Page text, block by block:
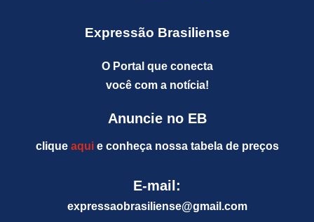
Expressão Brasiliense
O Portal que conecta
você com a notícia!
Anuncie no EB
clique aquie conheça nossa tabela de preços
E-mail:
expressaobrasiliense@gmail.com